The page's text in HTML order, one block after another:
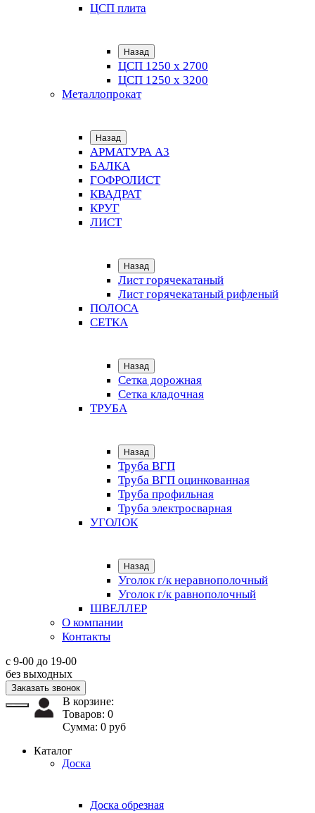
ЦСП плита
Назад
ЦСП 1250 х 2700
ЦСП 1250 х 3200
Металлопрокат
Назад
АРМАТУРА А3
БАЛКА
ГОФРОЛИСТ
КВАДРАТ
КРУГ
ЛИСТ
Назад
Лист горячекатаный
Лист горячекатаный рифленый
ПОЛОСА
СЕТКА
Назад
Сетка дорожная
Сетка кладочная
ТРУБА
Назад
Труба ВГП
Труба ВГП оцинкованная
Труба профильная
Труба электросварная
УГОЛОК
Назад
Уголок г/к неравнополочный
Уголок г/к равнополочный
ШВЕЛЛЕР
О компании
Контакты
с 9-00 до 19-00
без выходных
Заказать звонок
В корзине:
Товаров: 0
Сумма: 0 руб
Каталог
Доска
Доска обрезная